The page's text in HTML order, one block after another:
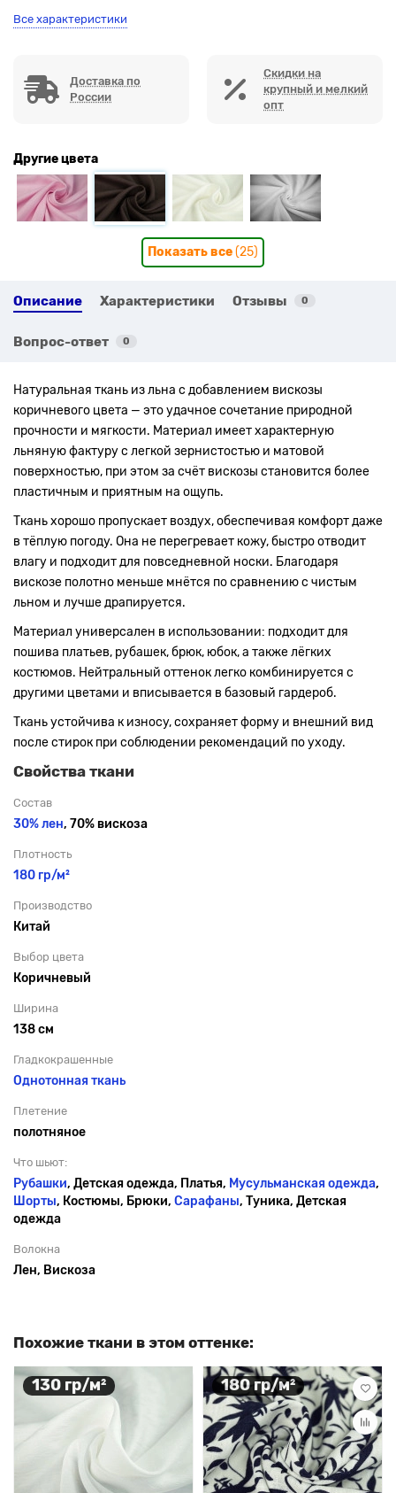
Все характеристики
Доставка по
России
Скидки на
крупный и мелкий
опт
Другие цвета
Показать все(25)
Описание Характеристики Отзывы 0
Вопрос-ответ 0
Натуральная ткань из льна с добавлением вискозы
коричневого цвета — это удачное сочетание природной
прочности и мягкости. Материал имеет характерную
льняную фактуру с легкой зернистостью и матовой
поверхностью, при этом за счёт вискозы становится более
пластичным и приятным на ощупь.
Ткань хорошо пропускает воздух, обеспечивая комфорт даже
в тёплую погоду. Она не перегревает кожу, быстро отводит
влагу и подходит для повседневной носки. Благодаря
вискозе полотно меньше мнётся по сравнению с чистым
льном и лучше драпируется.
Материал универсален в использовании: подходит для
пошива платьев, рубашек, брюк, юбок, а также лёгких
костюмов. Нейтральный оттенок легко комбинируется с
другими цветами и вписывается в базовый гардероб.
Ткань устойчива к износу, сохраняет форму и внешний вид
после стирок при соблюдении рекомендаций по уходу.
Свойства ткани
Состав
30% лен, 70% вискоза
Плотность
180 гр/м²
Производство
Китай
Выбор цвета
Коричневый
Ширина
138 см
Гладкокрашенные
Однотонная ткань
Плетение
полотняное
Что шьют:
Рубашки, Детская одежда, Платья, Мусульманская одежда,
Шорты, Костюмы, Брюки, Сарафаны, Туника, Детская
одежда
Волокна
Лен, Вискоза
Похожие ткани в этом оттенке:
130 гр/м² 180 гр/м²